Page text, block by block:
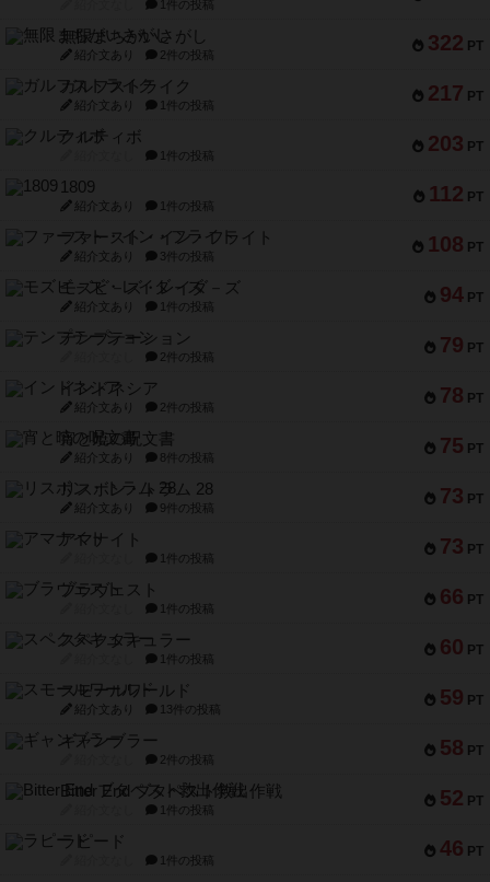
1件の投稿
322 PT
無限まちがいさがし
紹介文あり 2件の投稿
217 PT
ガルフストライク
紹介文あり 1件の投稿
203 PT
クルティボ
1件の投稿
112 PT
1809
紹介文あり 1件の投稿
108 PT
ファースト・イン・フライト
紹介文あり 3件の投稿
94 PT
モズビ－ズ・レイダ－ズ
紹介文あり 1件の投稿
79 PT
テンプテーション
2件の投稿
78 PT
インドネシア
紹介文あり 2件の投稿
75 PT
宵と暁の呪文書
紹介文あり 8件の投稿
73 PT
リスボン・トラム 28
紹介文あり 9件の投稿
73 PT
アマナイト
1件の投稿
66 PT
ブラヴェスト
1件の投稿
60 PT
スペクタキュラー
1件の投稿
59 PT
スモールワールド
紹介文あり 13件の投稿
58 PT
ギャンブラー
2件の投稿
52 PT
Bitter End ブタペスト救出作戦
1件の投稿
46 PT
ラピード
1件の投稿